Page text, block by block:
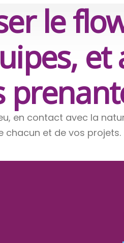
le
et
en contact avec la
chacun et de vos projets.